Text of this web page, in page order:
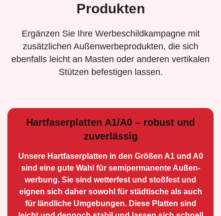
Produkten
Ergänzen Sie Ihre Werbeschildkampagne mit
zusätzlichen Außenwerbeprodukten, die sich
ebenfalls leicht an Masten oder anderen vertikalen
Stützen befestigen lassen.
Hartfaserplatten A1/A0 – robust und
zuverlässig
Unsere Hartfaserplatten in den Größen A1 und A0
sind eine gute Wahl für semiperma­nente Außen­
werbung. Sie sind wetterfest und stoßfest und
eignen sich daher sowohl für städtische als auch
für ländliche Umge­bungen. Diese Platten sind